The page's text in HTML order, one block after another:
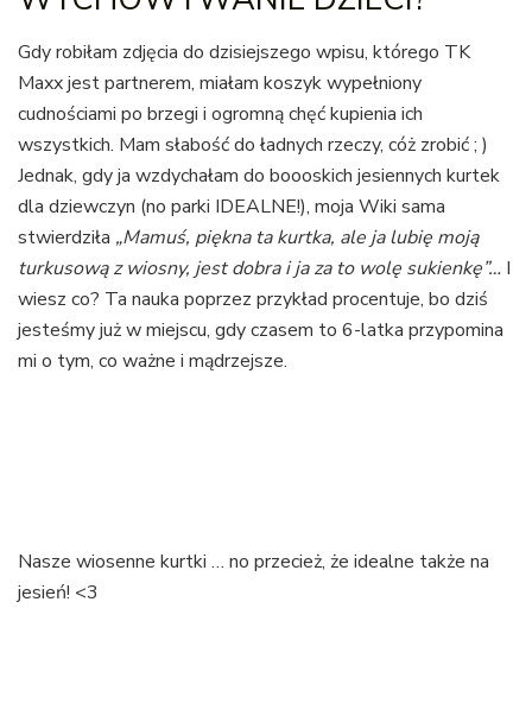
Gdy robiłam zdjęcia do dzisiejszego wpisu, którego TK
Maxx jest partnerem, miałam koszyk wypełniony
cudnościami po brzegi i ogromną chęć kupienia ich
wszystkich. Mam słabość do ładnych rzeczy, cóż zrobić ; )
Jednak, gdy ja wzdychałam do boooskich jesiennych kurtek
dla dziewczyn (no parki IDEALNE!), moja Wiki sama
stwierdziła „Mamuś, piękna ta kurtka, ale ja lubię moją
turkusową z wiosny, jest dobra i ja za to wolę sukienkę”… I
wiesz co? Ta nauka poprzez przykład procentuje, bo dziś
jesteśmy już w miejscu, gdy czasem to 6-latka przypomina
mi o tym, co ważne i mądrzejsze.
Nasze wiosenne kurtki … no przecież, że idealne także na
jesień! <3